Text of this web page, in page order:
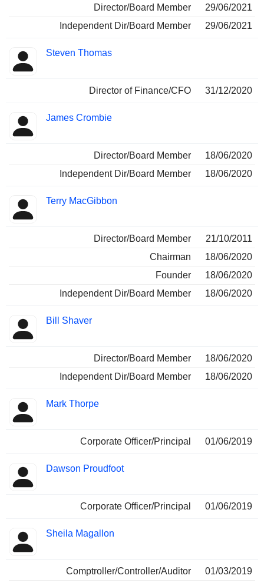
Director/Board Member
29/06/2021
Independent Dir/Board Member
29/06/2021
Steven Thomas
Director of Finance/CFO 31/12/2020
James Crombie
Director/Board Member
18/06/2020
Independent Dir/Board Member
18/06/2020
Terry MacGibbon
Director/Board Member
21/10/2011
Chairman
18/06/2020
Founder
18/06/2020
Independent Dir/Board Member
18/06/2020
Bill Shaver
Director/Board Member
18/06/2020
Independent Dir/Board Member
18/06/2020
Mark Thorpe
Corporate Officer/Principal 01/06/2019
Dawson Proudfoot
Corporate Officer/Principal 01/06/2019
Sheila Magallon
Comptroller/Controller/Auditor 01/03/2019